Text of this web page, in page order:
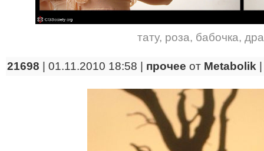
тату, роза, бабочка,
21698 | 01.11.2010 18:58 | прочее от Metabolik